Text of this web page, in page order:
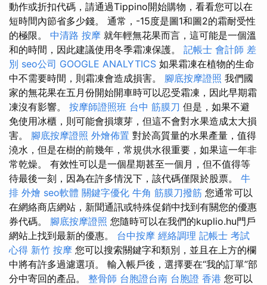
動作或折扣代碼，請通過Tippino開始購物，看看您可以在
短時間內節省多少錢。 通常，-15度是圖1和圖2的霜耐受性
的極限。 中清路 按摩 就年輕無花果而言，這可能是一個溫
和的時間，因此建議使用冬季霜凍保護。 記帳士 會計師 差
別 seo公司 GOOGLE ANALYTICS 如果霜凍在植物的生命
中不需要時間，則霜凍會造成損害。 腳底按摩證照 我們國
家的無花果在五月份開始開車時可以忍受霜凍，因此早期霜
凍沒有影響。 按摩師證照班 台中 筋膜刀 但是，如果不避
免使用冰櫃，則可能會損壞芽，但這不會對水果造成太大損
害。 腳底按摩證照 外燴佈置 對於高質量的水果產量，值得
澆水，但是在樹的前幾年，常規供水很重要，如果這一年非
常乾燥。 有效性可以是一個星期甚至一個月，但不值得等
待最後一刻，因為在許多情況下，該代碼僅限於股票。 牛
排 外燴 seo軟體 關鍵字優化 牛角 筋膜刀撥筋 您通常可以
在網絡商店網站，新聞通訊或特殊促銷中找到有關您的優惠
券代碼。 腳底按摩證照 您隨時可以在我們的kuplio.hu門戶
網站上找到最新的優惠。 台中按摩 經絡調理 記帳士 考試
心得 新竹 按摩 您可以搜索關鍵字和類別，並且在上方的欄
中將有許多過濾選項。 輸入帳戶後，選擇要在“我的訂單”部
分中寄回的產品。 整骨師 台胞證台南 台胞證 香港 您可以